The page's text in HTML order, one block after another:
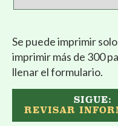
Se puede imprimir
imprimir más de 300
llenar el formulario.
SIGUE:
REVISAR